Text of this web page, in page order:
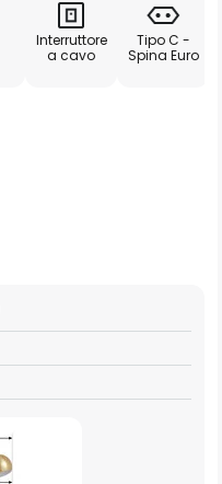
Interruttore
a cavo
Tipo C -
Spina Euro